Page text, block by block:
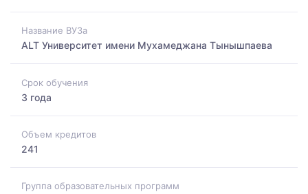
Название ВУЗа
ALT Университет имени Мухамеджана Тынышпаева
Срок обучения
3 года
Объем кредитов
241
Группа образовательных программ